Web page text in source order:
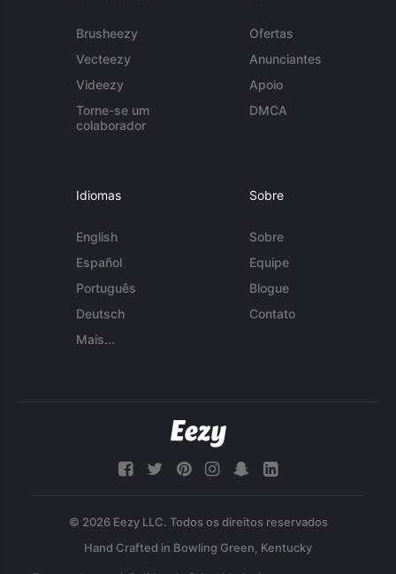
Brusheezy
Vecteezy
Videezy
Torne-se um
colaborador
Ofertas
Anunciantes
Apoio
DMCA
Idiomas
English
Español
Português
Deutsch
Mais...
Sobre
Sobre
Equipe
Blogue
Contato
© 2026 Eezy LLC. Todos os direitos reservados